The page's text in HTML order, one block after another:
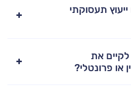
תעסוקתי
את
או פרונטלי?